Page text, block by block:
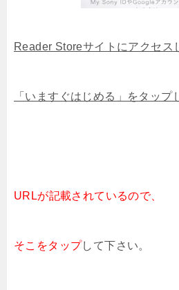
Reader Storeサイトにアクセス
「いますぐはじめる」をタップ
URLが記載されているので、
そこをタップして下さい。